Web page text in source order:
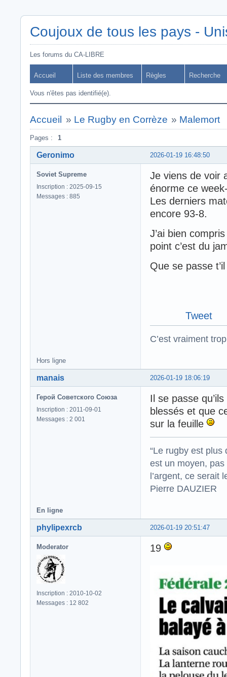
Coujoux de tous les pays -
Les forums du CA-LIBRE
Accueil Liste des membres Règles Recherche
Vous n'êtes pas identifié(e).
Accueil » Le Rugby en Corrèze » Malemort
Pages : 1
2026-01-19 16:48:50
Geronimo
Soviet Supreme
Inscription : 2025-09-15
Messages : 885
Je viens de voir
énorme ce
Les derniers
encore 93-8.
J’ai bien
point c’est du
Que se passe
Tweet
C’est vraiment
Hors ligne
2026-01-19 18:06:19
manais
Герой Советского Союза
Inscription : 2011-09-01
Messages : 2 001
Il se passe
blessés et que
sur la feuille
“Le rugby est plus
est un moyen,
l’argent, ce serait
Pierre DAUZIER
En ligne
2026-01-19 20:51:47
phylipexrcb
Moderator
Inscription : 2010-10-02
Messages : 12 802
19